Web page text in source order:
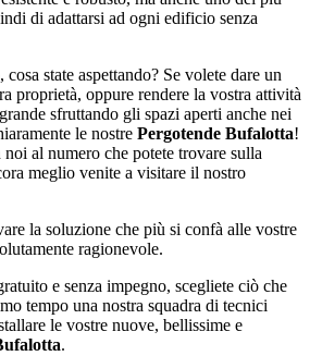
di adattarsi ad ogni edificio senza
state aspettando? Se volete dare un
proprietà, oppure rendere la vostra attività
sfruttando gli spazi aperti anche nei
le nostre Pergotende Bufalotta!
al numero che potete trovare sulla
meglio venite a visitare il nostro
la soluzione che più si confà alle vostre
ragionevole.
e senza impegno, scegliete ciò che
tempo una nostra squadra di tecnici
le vostre nuove, bellissime e
.